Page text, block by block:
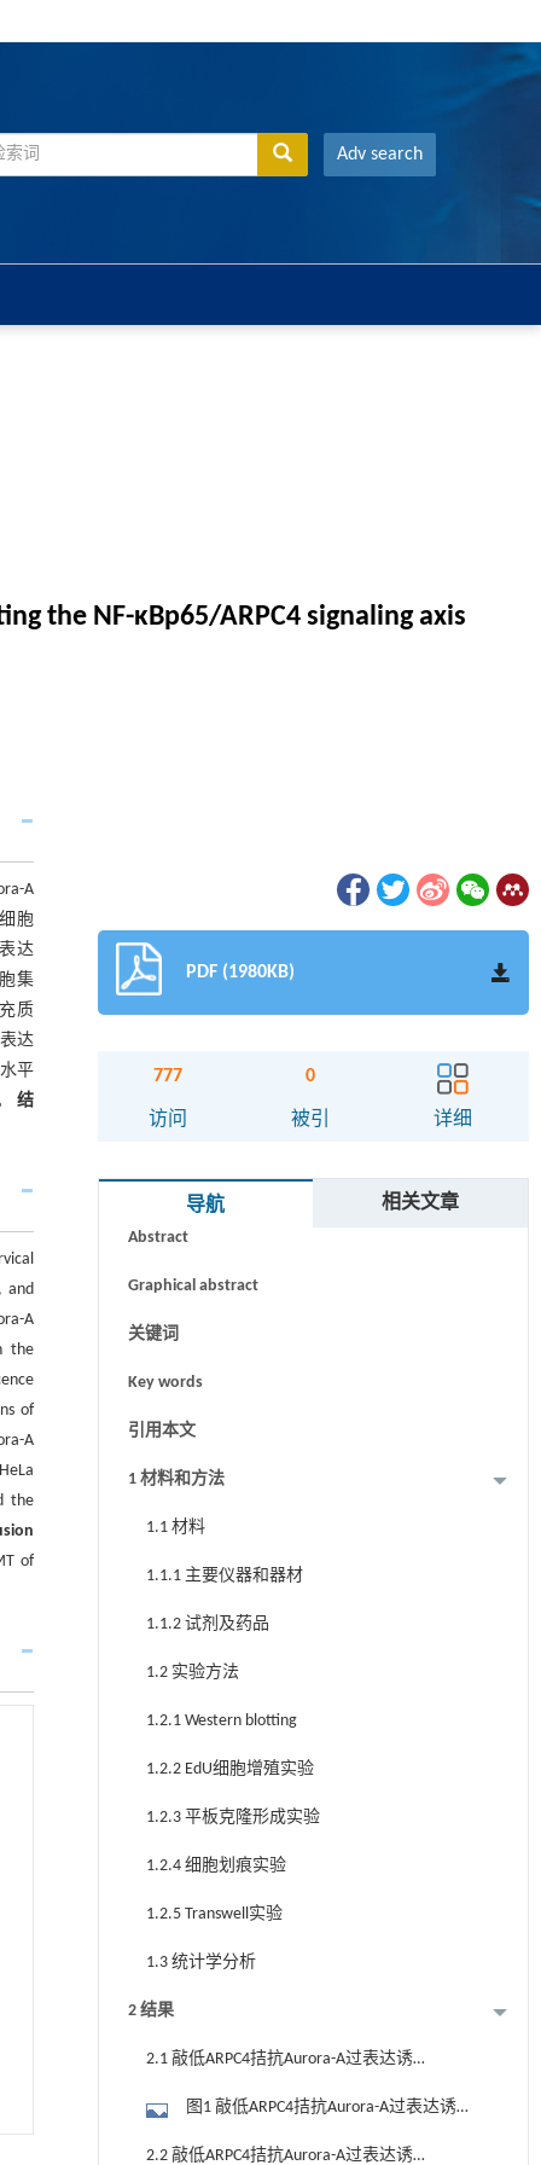
Adv search
the NF-κBp65/ARPC4 signaling axis
A
胞
达
集
质
达
平
结
and
A
the
of
A
the
of
PDF (1980KB)
777
访问
0
被引 详细
导航 相关文章
Abstract
Graphical abstract
关键词
Key words
引用本文
1 材料和方法
1.1 材料
1.1.1 主要仪器和器材
1.1.2 试剂及药品
1.2 实验方法
1.2.1 Western blotting
1.2.2 EdU细胞增殖实验
1.2.3 平板克隆形成实验
1.2.4 细胞划痕实验
1.2.5 Transwell实验
1.3 统计学分析
2 结果
2.1 敲低ARPC4拮抗Aurora-A过表达诱导
的宫颈癌细胞增殖
图1 敲低ARPC4拮抗Aurora-A过表达诱导
的细胞增殖
2.2 敲低ARPC4拮抗Aurora-A过表达诱导